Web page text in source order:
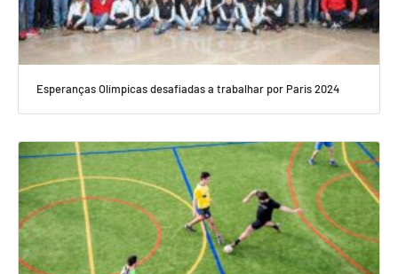
Esperanças Olímpicas desafiadas a trabalhar por Paris 2024